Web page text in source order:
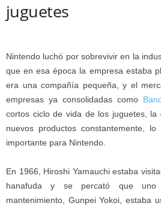
juguetes
Nintendo luchó por sobrevivir en la
que en esa época la empresa estaba
era una compañía pequeña, y el
empresas ya consolidadas como
cortos ciclo de vida de los juguetes,
nuevos productos constantemente,
importante para Nintendo.
En 1966, Hiroshi Yamauchi estaba
hanafuda y se percató que
mantenimiento, Gunpei Yokoi, estaba